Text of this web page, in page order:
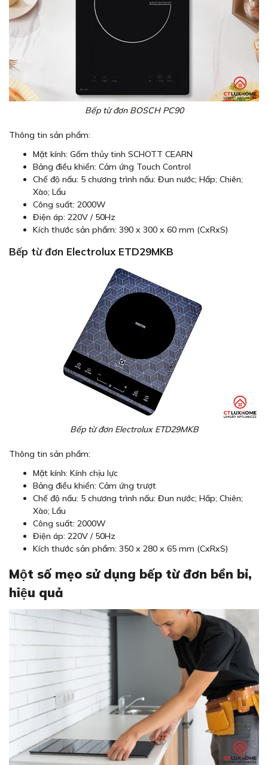
Bếp từ đơn BOSCH PC90
Thông tin sản phẩm:
Mặt kính: Gốm thủy tinh SCHOTT CEARN
Bảng điều khiển: Cảm ứng Touch Control
Chế độ nấu: 5 chương trình nấu: Đun nước; Hấp; Chiên;
Xào; Lẩu
Công suất: 2000W
Điện áp: 220V / 50Hz
Kích thước sản phẩm: 390 x 300 x 60 mm (CxRxS)
Bếp từ đơn Electrolux ETD29MKB
Bếp từ đơn Electrolux ETD29MKB
Thông tin sản phẩm:
Mặt kính: Kính chịu lực
Bảng điều khiển: Cảm ứng trượt
Chế độ nấu: 5 chương trình nấu: Đun nước; Hấp; Chiên;
Xào; Lẩu
Công suất: 2000W
Điện áp: 220V / 50Hz
Kích thước sản phẩm: 350 x 280 x 65 mm (CxRxS)
Một số mẹo sử dụng bếp từ đơn bền bỉ,
hiệu quả